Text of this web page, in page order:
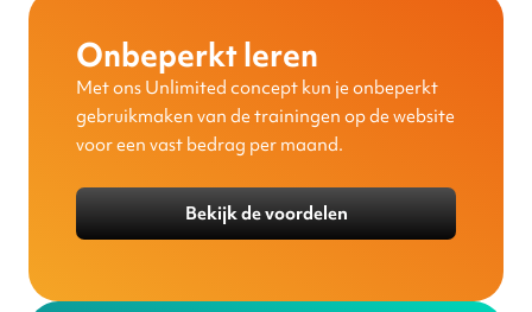
Onbeperkt leren
Met ons Unlimited concept kun je onbeperkt
gebruikmaken van de trainingen op de website
voor een vast bedrag per maand.
Bekijk de voordelen